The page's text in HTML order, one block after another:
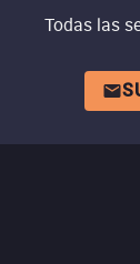
Todas las